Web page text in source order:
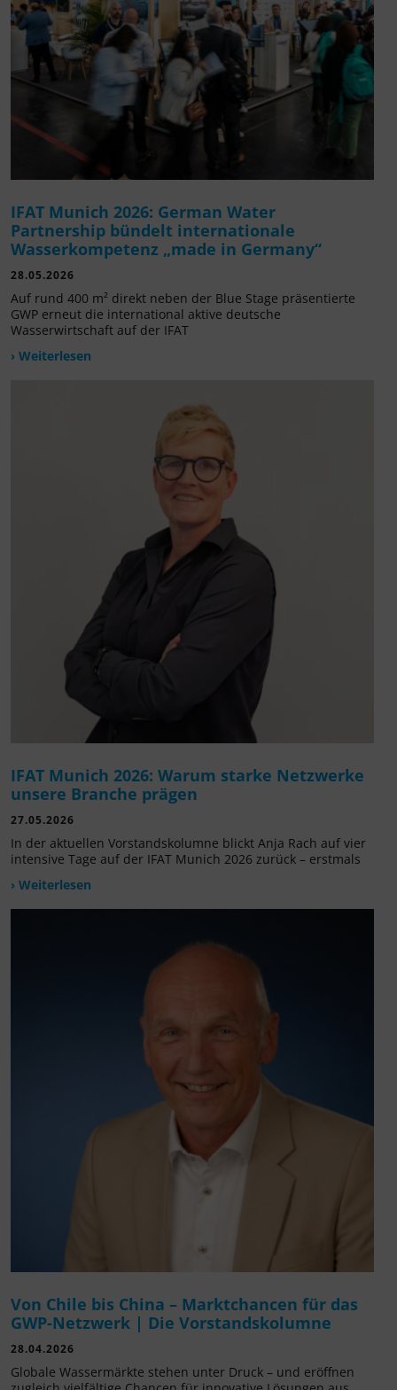
IFAT Munich 2026: German Water
Partnership bündelt internationale
Wasserkompetenz „made in Germany“
28.05.2026
Auf rund 400 m² direkt neben der Blue Stage präsentierte
GWP erneut die international aktive deutsche
Wasserwirtschaft auf der IFAT
› Weiterlesen
IFAT Munich 2026: Warum starke Netzwerke
unsere Branche prägen
27.05.2026
In der aktuellen Vorstandskolumne blickt Anja Rach auf vier
intensive Tage auf der IFAT Munich 2026 zurück – erstmals
› Weiterlesen
Von Chile bis China – Marktchancen für das
GWP-Netzwerk | Die Vorstandskolumne
28.04.2026
Globale Wassermärkte stehen unter Druck – und eröffnen